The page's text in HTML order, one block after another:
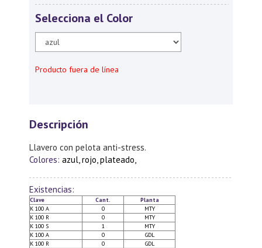
Selecciona el Color
Producto fuera de línea
Descripción
Llavero con pelota anti-stress.
Colores: azul, rojo, plateado,
Existencias:
Clave Cant.
Planta
K 100 A
0
MTY
K 100 R
0
MTY
K 100 S
1
MTY
K 100 A
0
GDL
K 100 R
0
GDL